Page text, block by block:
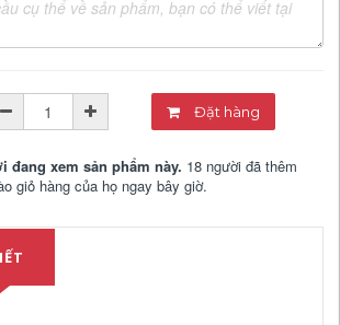
Đặt hàng
đang xem sản phẩm này. 18 người đã thêm
giỏ hàng của họ ngay bây giờ.